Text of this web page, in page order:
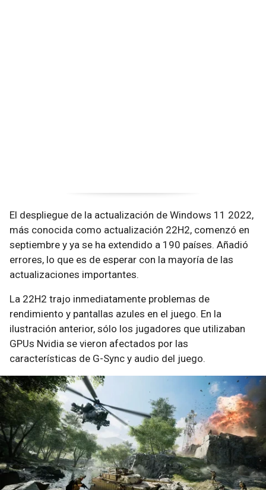
El despliegue de la actualización de Windows 11 2022,
más conocida como actualización 22H2, comenzó en
septiembre y ya se ha extendido a 190 países. Añadió
errores, lo que es de esperar con la mayoría de las
actualizaciones importantes.
La 22H2 trajo inmediatamente problemas de
rendimiento y pantallas azules en el juego. En la
ilustración anterior, sólo los jugadores que utilizaban
GPUs Nvidia se vieron afectados por las
características de G-Sync y audio del juego.